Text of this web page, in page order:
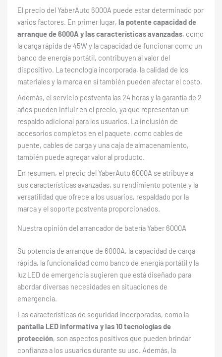
El precio del YaberAuto 6000A puede estar determinado por
varios factores. En primer lugar, la potente capacidad de
arranque de 6000A y las características avanzadas, como
la carga rápida de 45W y la capacidad de funcionar como un
banco de energía portátil, contribuyen al valor del
dispositivo. La tecnología incorporada, la calidad de los
materiales y la marca en sí también pueden afectar el costo.
Además, el servicio postventa las 24 horas y la garantía de 2
años pueden influir en el precio, ya que representan un
respaldo adicional para los usuarios. La inclusión de
accesorios completos en el paquete, como cables de
puente, cables de carga y una caja de almacenamiento,
también puede agregar valor al producto.
En resumen, el precio del YaberAuto 6000A se atribuye a
sus características avanzadas, su rendimiento potente y la
versatilidad que ofrece a los usuarios, respaldado por la
marca y el soporte postventa proporcionados.
Nuestra opinión del arrancador de batería Yaber 6000A
Su potencia de arranque de 6000A, la capacidad de carga
rápida, la funcionalidad como banco de energía portátil y la
luz LED de emergencia sugieren que está diseñado para
abordar diversas necesidades en situaciones de
emergencia.
Las características de seguridad incorporadas, como la
pantalla LED informativa y las 10 tecnologías de
protección, son aspectos positivos que pueden brindar
confianza a los usuarios durante su uso. Además, la